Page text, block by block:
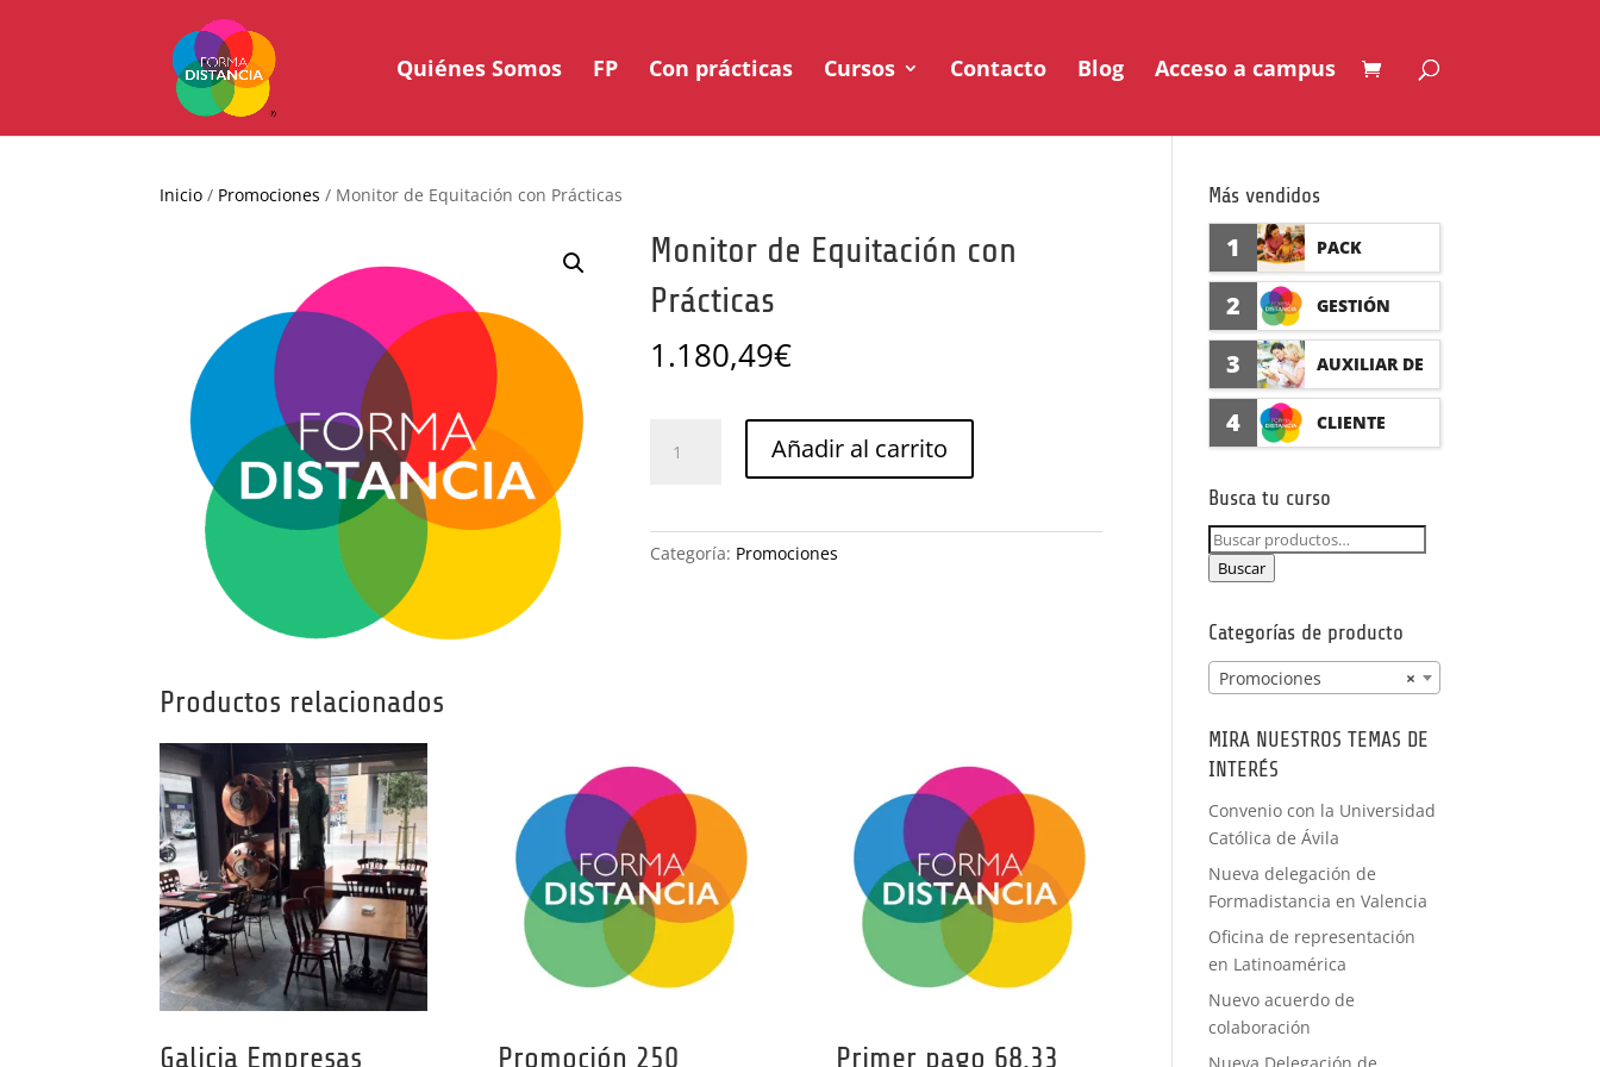
Quiénes Somos FP Con prácticas Cursos Contacto Blog Acceso a campus
Inicio / Promociones / Monitor de Equitación con Prácticas
Monitor de Equitación con
Prácticas
1.180,49€
Prácticas
cantidad
Añadir al carrito
Categoría: Promociones
Productos relacionados
Galicia Empresas
Promoción 250
Primer pago 68,33
Más vendidos
1 PACK
AUXILIAR DE
GUARDERÍA
CON
2 GESTIÓN
SEGURO DE
ACCIDENTES
(PRÁCTICAS
FORMATIVAS)
3 AUXILIAR DE
FARMACIA Y
IA CON
PRÁCTICAS
4 CLIENTE
Busca tu curso
Buscar
por:
Buscar
Categorías de producto
×
Promociones
MIRA NUESTROS TEMAS DE
INTERÉS
Convenio con la Universidad
Católica de Ávila
Nueva delegación de
Formadistancia en Valencia
Oficina de representación
en Latinoamérica
Nuevo acuerdo de
colaboración